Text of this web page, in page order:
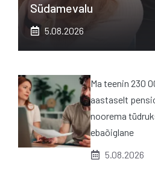
Südamevalu
5.08.2026
Ma teenin 230
aastaselt
noorema
ebaõiglane
5.08.2026